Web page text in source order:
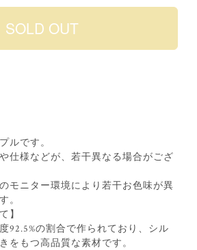
ルです。
仕様などが、若干異なる場合がござ
モニター環境により若干お色味が異
。
】
92.5%の割合で作られており、シル
をもつ高品質な素材です。